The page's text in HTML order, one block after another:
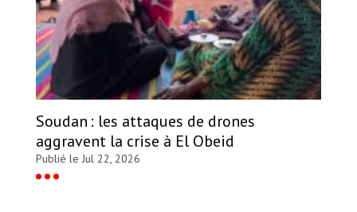
Soudan : les attaques de drones
aggravent la crise à El Obeid
Publié le Jul 22, 2026